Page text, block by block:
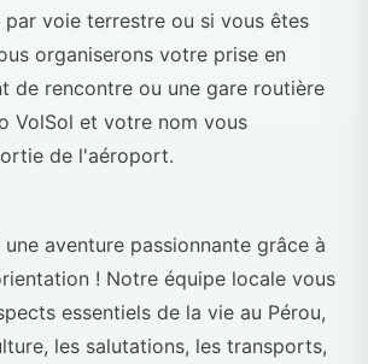
voie terrestre ou si vous êtes
organiserons votre prise en
de rencontre ou une gare routière
VolSol et votre nom vous
de l'aéroport.
aventure passionnante grâce à
! Notre équipe locale vous
essentiels de la vie au Pérou,
les salutations, les transports,